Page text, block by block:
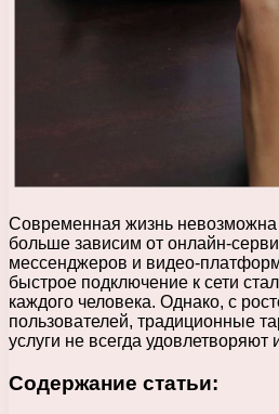
Современная жизнь
больше зависим от онлайн-
мессенджеров и видео-
быстрое подключение к сети
каждого человека. Однако, с
пользователей, традиционные
услуги не всегда удовлетворяют
Содержание статьи: